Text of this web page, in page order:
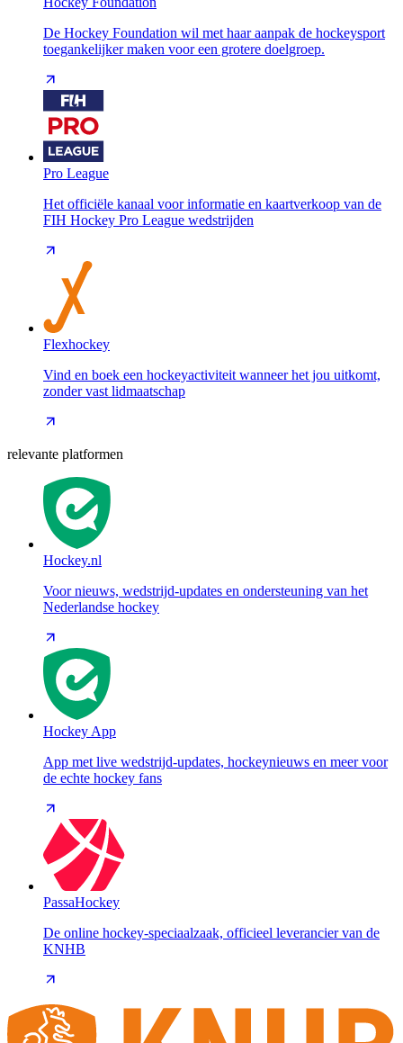
De Hockey Foundation wil met haar aanpak de hockeysport
toegankelijker maken voor een grotere doelgroep.
Pro League
Het officiële kanaal voor informatie en kaartverkoop van de
FIH Hockey Pro League wedstrijden
Flexhockey
Vind en boek een hockeyactiviteit wanneer het jou uitkomt,
zonder vast lidmaatschap
relevante platformen
Hockey.nl
Voor nieuws, wedstrijd-updates en ondersteuning van het
Nederlandse hockey
Hockey App
App met live wedstrijd-updates, hockeynieuws en meer voor
de echte hockey fans
PassaHockey
De online hockey-speciaalzaak, officieel leverancier van de
KNHB